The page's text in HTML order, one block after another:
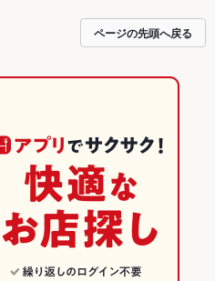
ページの先頭へ戻る